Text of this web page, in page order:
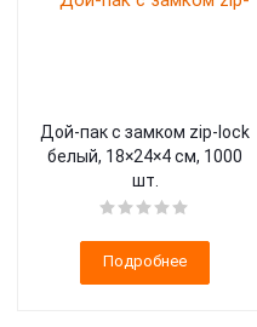
Дой-пак с замком zip-lock
белый, 18×24×4 cм, 1000
шт.
Подробнее